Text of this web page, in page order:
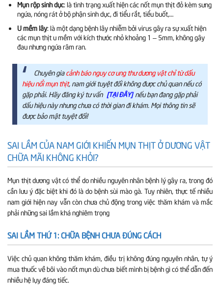
Mụn rộp sinh dục: là tình trạng xuất hiện các nốt mụn thịt đỏ kèm sưng
ngứa, nóng rát ở bộ phận sinh dục, đi tiểu rắt, tiểu buốt,…
U mềm lây: là một dạng bệnh lây nhiễm bởi virus gây ra sự xuất hiện
các mụn thịt u mềm với kích thước nhỏ khoảng 1 – 5mm, không gây
đau nhưng ngứa râm ran.
Chuyên giacảnh báo nguy cơ ung thư dương vật chỉ từ dấu
hiệu nổi mụn thịt, nam giới tuyệt đối không được chủ quan nếu có
gặp phải. Hãy đăng ký tư vấn [TẠI ĐÂY] nếu bạn đang gặp phải
dấu hiệu này nhưng chưa có thời gian đi khám. Mọi thông tin sẽ
được bảo mật tuyệt đối!
SAI LẦM CỦA NAM GIỚI KHIẾN MỤN THỊT Ở DƯƠNG VẬT
CHỮA MÃI KHÔNG KHỎI?
Mụn thịt dương vật có thể do nhiều nguyên nhân bệnh lý gây ra, trong đó
cần lưu ý đặc biệt khi đó là do bệnh sùi mào gà. Tuy nhiên, thực tế nhiều
nam giới hiện nay vẫn còn chưa chủ động trong việc thăm khám và mắc
phải những sai lầm khá nghiêm trọng
SAI LẦM THỨ 1: CHỮA BỆNH CHƯA ĐÚNG CÁCH
Việc chủ quan không thăm khám, điều trị không đúng nguyên nhân, tự ý
mua thuốc về bôi vào nốt mụn dù chưa biết mình bị bệnh gì có thể dẫn đến
nhiều hệ lụy đáng tiếc.